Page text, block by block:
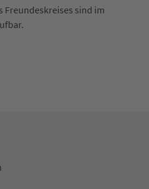
Freundeskreises sind im